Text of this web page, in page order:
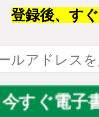
登録後、す